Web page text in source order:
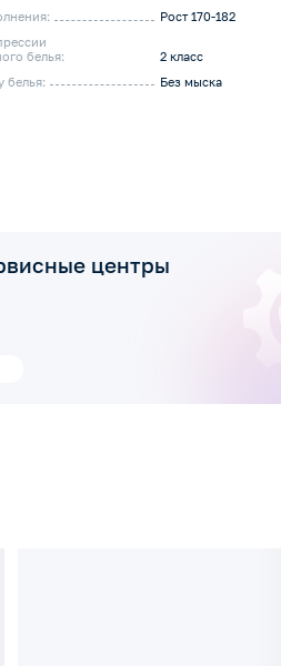
Рост 170-182
белья:
2 класс
белья:
Без мыска
центры